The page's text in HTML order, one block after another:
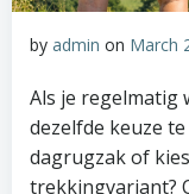
by admin on March
Als je regelmatig
dezelfde keuze
dagrugzak of
trekkingvariant?